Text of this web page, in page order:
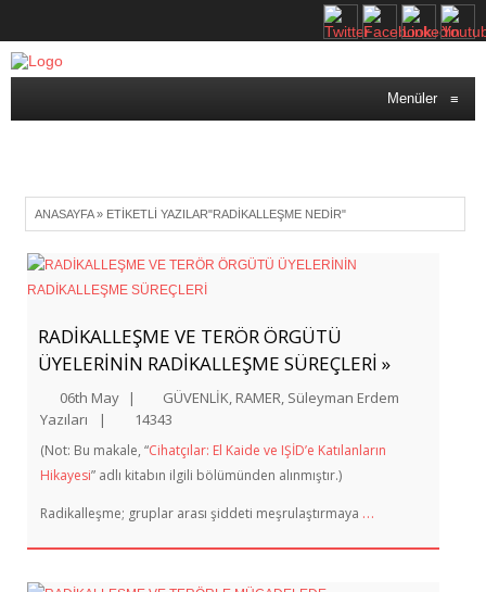
Menüler ≡
ANASAYFA» ETIKETLI YAZILAR"RADIKALLEŞME NEDIR"
RADİKALLEŞME VE TERÖR ÖRGÜTÜ
ÜYELERİNİN RADİKALLEŞME SÜREÇLERİ »
06th May | GÜVENLİK, RAMER, Süleyman Erdem
Yazıları
| 14343
(Not: Bu makale, “Cihatçılar: El Kaide ve IŞİD’e Katılanların
Hikayesi” adlı kitabın ilgili bölümünden alınmıştır.)
Radikalleşme; gruplar arası şiddeti meşrulaştırmaya …